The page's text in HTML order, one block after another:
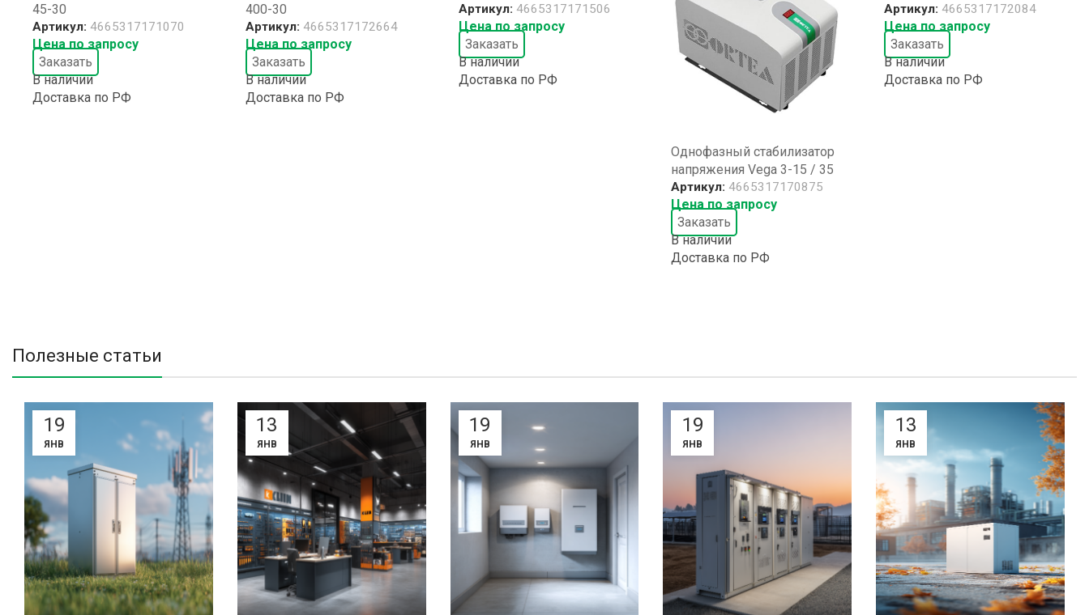
45-30
Артикул: 4665317171070
Цена по запросу
Заказать
В наличии
Доставка по РФ
400-30
Артикул: 4665317172664
Цена по запросу
Заказать
В наличии
Доставка по РФ
Артикул: 4665317171506
Цена по запросу
Заказать
В наличии
Доставка по РФ
Однофазный стабилизатор
напряжения Vega 3-15 / 35
Артикул: 4665317170875
Цена по запросу
Заказать
В наличии
Доставка по РФ
Артикул: 4665317172084
Цена по запросу
Заказать
В наличии
Доставка по РФ
Полезные статьи
19
ЯНВ
13
ЯНВ
19
ЯНВ
19
ЯНВ
13
ЯНВ